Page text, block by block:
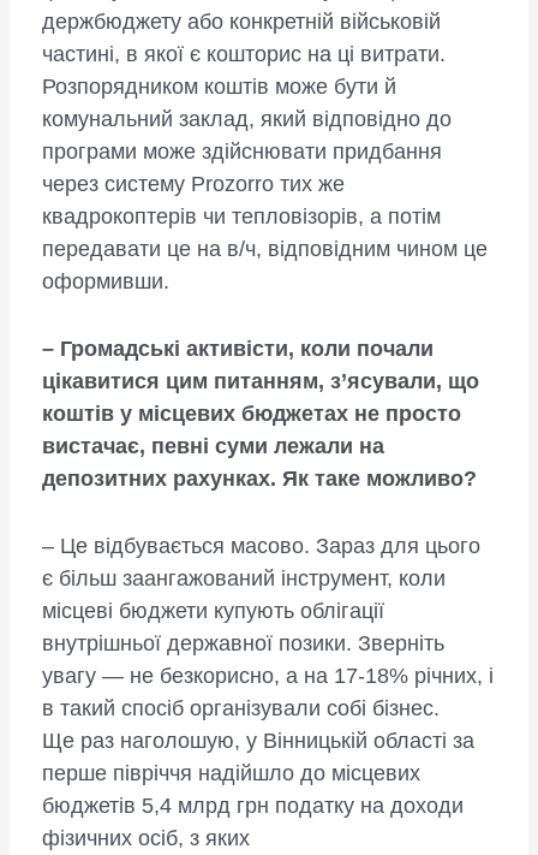
держбюджету або конкретній військовій
частині, в якої є кошторис на ці витрати.
Розпорядником коштів може бути й
комунальний заклад, який відповідно до
програми може здійснювати придбання
через систему Prozorro тих же
квадрокоптерів чи тепловізорів, а потім
передавати це на в/ч, відповідним чином це
оформивши.
– Громадські активісти, коли почали
цікавитися цим питанням, з’ясували, що
коштів у місцевих бюджетах не просто
вистачає, певні суми лежали на
депозитних рахунках. Як таке можливо?
– Це відбувається масово. Зараз для цього
є більш заангажований інструмент, коли
місцеві бюджети купують облігації
внутрішньої державної позики. Зверніть
увагу — не безкорисно, а на 17-18% річних, і
в такий спосіб організували собі бізнес.
Ще раз наголошую, у Вінницькій області за
перше півріччя надійшло до місцевих
бюджетів 5,4 млрд грн податку на доходи
фізичних осіб, з яких